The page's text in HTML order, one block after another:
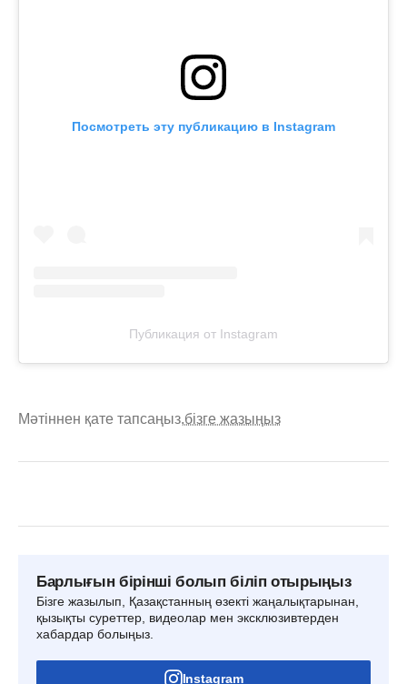
Посмотреть эту публикацию в Instagram
Публикация от Instagram
Мәтіннен қате тапсаңыз,бізге жазыңыз
Барлығын бірінші болып біліп отырыңыз
Бізге жазылып, Қазақстанның өзекті жаңалықтарынан,
қызықты суреттер, видеолар мен эксклюзивтерден
хабардар болыңыз.
Instagram